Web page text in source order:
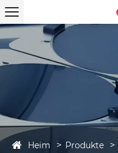
Heim Produkte